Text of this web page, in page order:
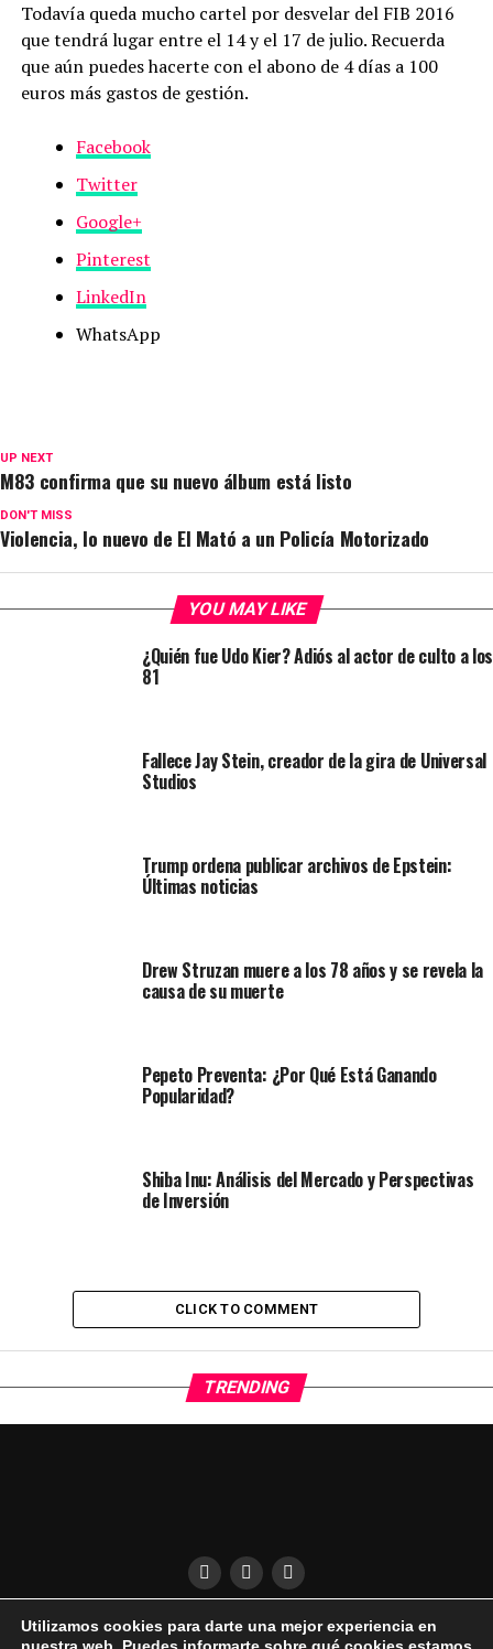
Todavía queda mucho cartel por desvelar del FIB 2016
que tendrá lugar entre el 14 y el 17 de julio. Recuerda
que aún puedes hacerte con el abono de 4 días a 100
euros más gastos de gestión.
Facebook
Twitter
Google+
Pinterest
LinkedIn
WhatsApp
UP NEXT
M83 confirma que su nuevo álbum está listo
DON'T MISS
Violencia, lo nuevo de El Mató a un Policía Motorizado
YOU MAY LIKE
¿Quién fue Udo Kier? Adiós al actor de culto a los
81
Fallece Jay Stein, creador de la gira de Universal
Studios
Trump ordena publicar archivos de Epstein:
Últimas noticias
Drew Struzan muere a los 78 años y se revela la
causa de su muerte
Pepeto Preventa: ¿Por Qué Está Ganando
Popularidad?
Shiba Inu: Análisis del Mercado y Perspectivas
de Inversión
CLICK TO COMMENT
TRENDING
QUÍENES SOMOS CONDICIONES DE USO DESCARGO DE RESPONSABILIDAD
Utilizamos cookies para darte una mejor experiencia en